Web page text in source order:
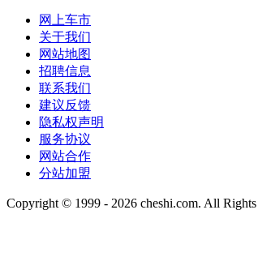
网上车市
关于我们
网站地图
招聘信息
联系我们
建议反馈
隐私权声明
服务协议
网站合作
分站加盟
Copyright © 1999 - 2026 cheshi.com. All